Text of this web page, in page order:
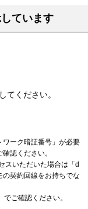
ています
てください。
ワーク暗証番号」が必要
確認ください。
スいただいた場合は「d
契約回線をお持ちでな
」でご確認ください。